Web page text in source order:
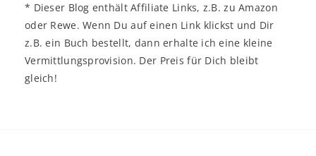
* Dieser Blog enthält Affiliate Links, z.B. zu Amazon
oder Rewe. Wenn Du auf einen Link klickst und Dir
z.B. ein Buch bestellt, dann erhalte ich eine kleine
Vermittlungsprovision. Der Preis für Dich bleibt
gleich!